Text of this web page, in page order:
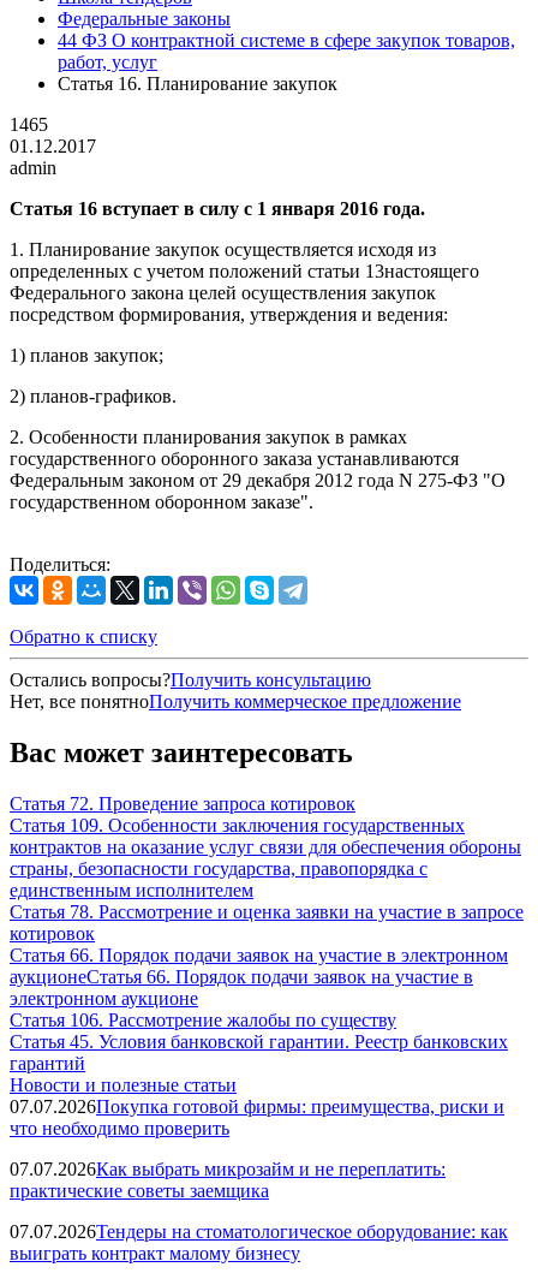
Федеральные законы
44 ФЗ О контрактной системе в сфере закупок товаров,
работ, услуг
Статья 16. Планирование закупок
1465
01.12.2017
admin
Статья 16 вступает в силу с 1 января 2016 года.
1. Планирование закупок осуществляется исходя из
определенных с учетом положений статьи 13настоящего
Федерального закона целей осуществления закупок
посредством формирования, утверждения и ведения:
1) планов закупок;
2) планов-графиков.
2. Особенности планирования закупок в рамках
государственного оборонного заказа устанавливаются
Федеральным законом от 29 декабря 2012 года N 275-ФЗ "О
государственном оборонном заказе".
Поделиться:
Обратно к списку
Остались вопросы?Получить консультацию
Нет, все понятноПолучить коммерческое предложение
Вас может заинтересовать
Статья 72. Проведение запроса котировок
Статья 109. Особенности заключения государственных
контрактов на оказание услуг связи для обеспечения обороны
страны, безопасности государства, правопорядка с
единственным исполнителем
Статья 78. Рассмотрение и оценка заявки на участие в запросе
котировок
Статья 66. Порядок подачи заявок на участие в электронном
аукционеСтатья 66. Порядок подачи заявок на участие в
электронном аукционе
Статья 106. Рассмотрение жалобы по существу
Статья 45. Условия банковской гарантии. Реестр банковских
гарантий
Новости и полезные статьи
07.07.2026Покупка готовой фирмы: преимущества, риски и
что необходимо проверить
07.07.2026Как выбрать микрозайм и не переплатить:
практические советы заемщика
07.07.2026Тендеры на стоматологическое оборудование: как
выиграть контракт малому бизнесу